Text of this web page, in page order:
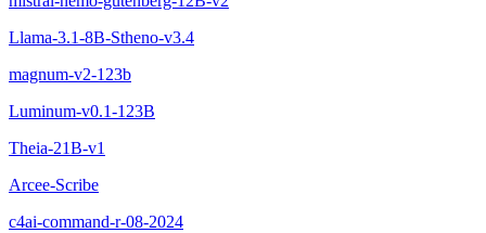
Llama-3.1-8B-Stheno-v3.4
magnum-v2-123b
Luminum-v0.1-123B
Theia-21B-v1
Arcee-Scribe
c4ai-command-r-08-2024